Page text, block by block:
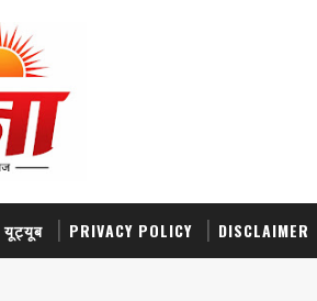
यूट्यूब PRIVACY POLICY DISCLAIMER